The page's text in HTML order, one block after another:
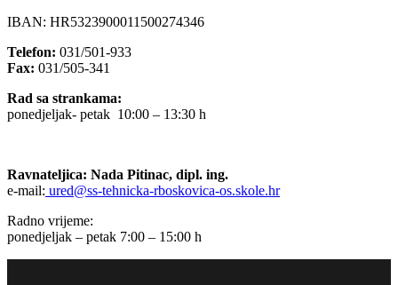
IBAN: HR5323900011500274346
Telefon: 031/501-933
Fax: 031/505-341
Rad sa strankama:
ponedjeljak- petak 10:00 – 13:30 h
Ravnateljica: Nada Pitinac, dipl. ing.
e-mail: ured@ss-tehnicka-rboskovica-os.skole.hr
Radno vrijeme:
ponedjeljak – petak 7:00 – 15:00 h